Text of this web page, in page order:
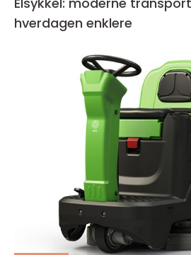
hverdagen enklere